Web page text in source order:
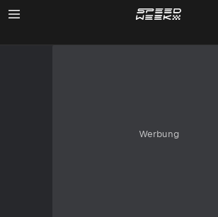
Werbung